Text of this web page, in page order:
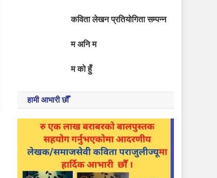
कविता लेखन प्रतियोगिता सम्पन्न
म अनि म
म को हुँ
हामी आभारी छौँ